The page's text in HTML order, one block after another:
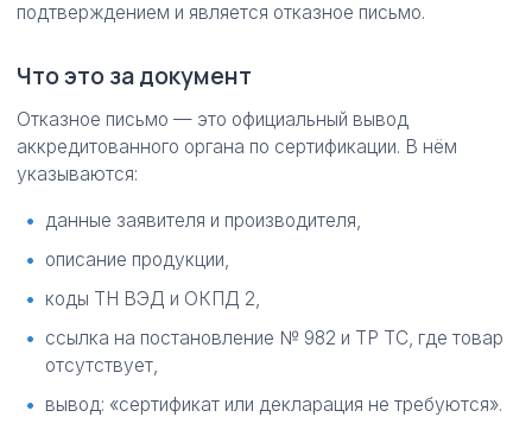
подтверждением и является отказное письмо.
Что это за документ
Отказное письмо — это официальный вывод
аккредитованного органа по сертификации. В нём
указываются:
данные заявителя и производителя,
описание продукции,
коды ТН ВЭД и ОКПД 2,
ссылка на постановление № 982 и ТР ТС, где товар
отсутствует,
вывод: «сертификат или декларация не требуются».